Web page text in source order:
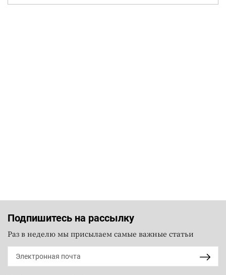
Подпишитесь на рассылку
Раз в неделю мы присылаем самые важные статьи